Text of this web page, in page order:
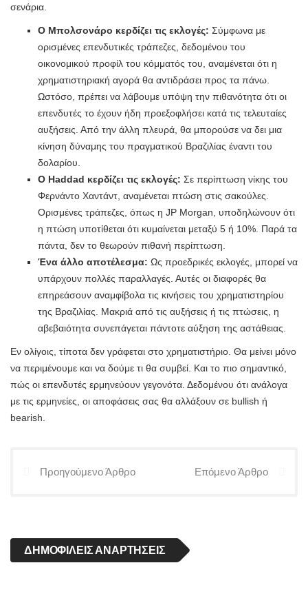
σενάρια.
Ο Μπολσονάρο κερδίζει τις εκλογές: Σύμφωνα με
ορισμένες επενδυτικές τράπεζες, δεδομένου του
οικονομικού προφίλ του κόμματός του, αναμένεται ότι η
χρηματιστηριακή αγορά θα αντιδράσει προς τα πάνω.
Ωστόσο, πρέπει να λάβουμε υπόψη την πιθανότητα ότι οι
επενδυτές το έχουν ήδη προεξοφλήσει κατά τις τελευταίες
αυξήσεις. Από την άλλη πλευρά, θα μπορούσε να δει μια
κίνηση δύναμης του πραγματικού Βραζιλίας έναντι του
δολαρίου.
Ο Haddad κερδίζει τις εκλογές: Σε περίπτωση νίκης του
Φερνάντο Χαντάντ, αναμένεται πτώση στις σακούλες.
Ορισμένες τράπεζες, όπως η JP Morgan, υποδηλώνουν ότι
η πτώση υποτίθεται ότι κυμαίνεται μεταξύ 5 ή 10%. Παρά τα
πάντα, δεν το θεωρούν πιθανή περίπτωση.
Ένα άλλο αποτέλεσμα: Ως προεδρικές εκλογές, μπορεί να
υπάρχουν πολλές παραλλαγές. Αυτές οι διαφορές θα
επηρεάσουν αναμφίβολα τις κινήσεις του χρηματιστηρίου
της Βραζιλίας. Μακριά από τις αυξήσεις ή τις πτώσεις, η
αβεβαιότητα συνεπάγεται πάντοτε αύξηση της αστάθειας.
Εν ολίγοις, τίποτα δεν γράφεται στο χρηματιστήριο. Θα μείνει μόνο
να περιμένουμε και να δούμε τι θα συμβεί. Και το πιο σημαντικό,
πώς οι επενδυτές ερμηνεύουν γεγονότα. Δεδομένου ότι ανάλογα
με τις ερμηνείες, οι αποφάσεις σας θα αλλάξουν σε bullish ή
bearish.
Προηγούμενο Άρθρο Επόμενο Άρθρο
ΔΗΜΟΦΙΛΕΊΣ ΑΝΑΡΤΉΣΕΙΣ